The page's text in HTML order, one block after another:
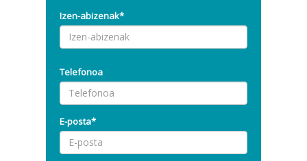
Izen-abizenak*
Telefonoa
E-posta*